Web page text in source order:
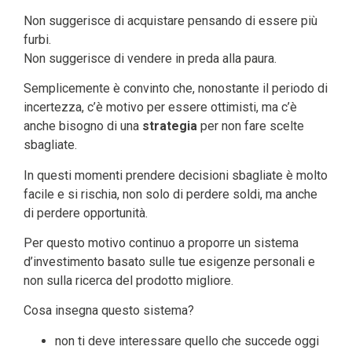
Non suggerisce di acquistare pensando di essere più
furbi.
Non suggerisce di vendere in preda alla paura.
Semplicemente è convinto che, nonostante il periodo di
incertezza, c’è motivo per essere ottimisti, ma c’è
anche bisogno di una strategia per non fare scelte
sbagliate.
In questi momenti prendere decisioni sbagliate è molto
facile e si rischia, non solo di perdere soldi, ma anche
di perdere opportunità.
Per questo motivo continuo a proporre un sistema
d’investimento basato sulle tue esigenze personali e
non sulla ricerca del prodotto migliore.
Cosa insegna questo sistema?
non ti deve interessare quello che succede oggi